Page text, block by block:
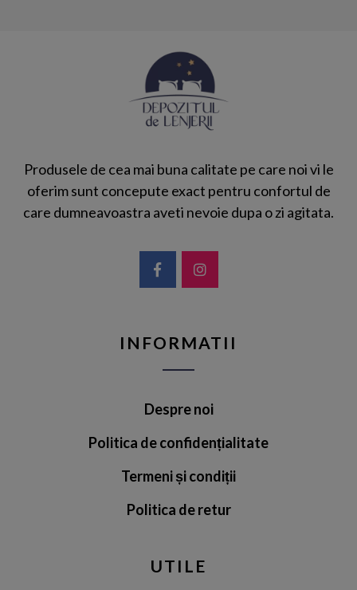
INFORMATII
Despre noi
Politica de confidențialitate
Termeni și condiții
Politica de retur
Produsele de cea mai buna calitate pe care noi vi le
oferim sunt concepute exact pentru confortul de
care dumneavoastra aveti nevoie dupa o zi agitata.
UTILE